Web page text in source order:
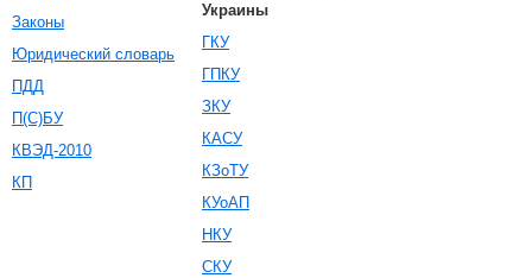
Законы
Юридический словарь
ПДД
П(С)БУ
КВЭД-2010
КП
Украины
ГКУ
ГПКУ
ЗКУ
КАСУ
КЗоТУ
КУоАП
НКУ
СКУ